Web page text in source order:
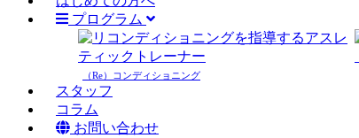
navigation
プログラム
（Re）コンディショニング
スタッフ
コラム
お問い合わせ